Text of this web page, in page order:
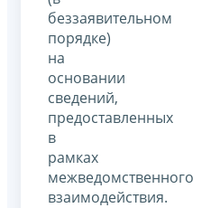
беззаявительном
порядке)
на
основании
сведений,
предоставленных
в
рамках
межведомственного
взаимодействия.